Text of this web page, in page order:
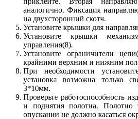
аналогично. Фиксация
на двухсторонний скотч.
Установите крышки для
Установите крышки
управления(8).
Установите ограничители
крайними верхним и нижним
При необходимости
установка возможна только
3*10мм.
Проверьте работоспособность
и поднятия полотна. Полотно
опускании не должно касаться